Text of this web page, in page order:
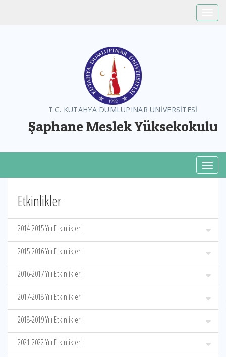
T.C. KÜTAHYA DUMLUPINAR ÜNİVERSİTESİ
Şaphane Meslek Yüksekokulu
Etkinlikler
2014-2015 Yılı Etkinlikleri
2015-2016 Yılı Etkinlikleri
2016-2017 Yılı Etkinlikleri
2017-2018 Yılı Etkinlikleri
2018-2019 Yılı Etkinlikleri
2021-2022 Yılı Etkinlikleri